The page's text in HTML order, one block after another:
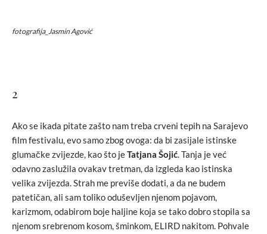
fotografija_Jasmin Agović
2
Ako se ikada pitate zašto nam treba crveni tepih na Sarajevo
film festivalu, evo samo zbog ovoga: da bi zasijale istinske
glumačke zvijezde, kao što jeTatjana Šojić. Tanja je već
odavno zaslužila ovakav tretman, da izgleda kao istinska
velika zvijezda. Strah me previše dodati, a da ne budem
patetičan, ali sam toliko oduševljen njenom pojavom,
karizmom, odabirom boje haljine koja se tako dobro stopila sa
njenom srebrenom kosom, šminkom, ELIRD nakitom. Pohvale